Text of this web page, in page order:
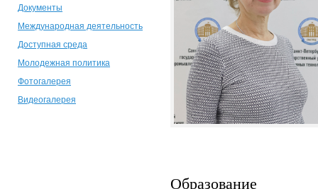
Документы
Международная деятельность
Доступная среда
Молодежная политика
Фотогалерея
Видеогалерея
Образование